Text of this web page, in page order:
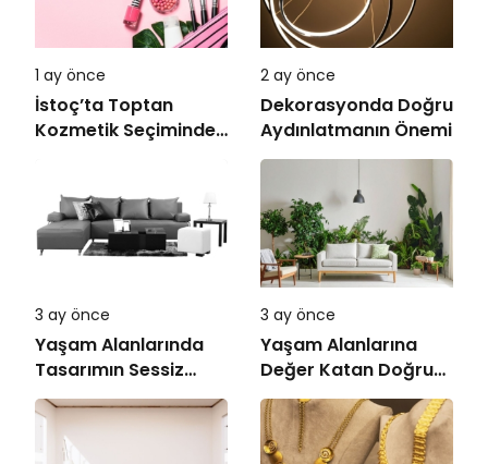
1 ay önce
İstoç’ta Toptan
Kozmetik Seçiminde
2 ay önce
Dekorasyonda Doğru
Aydınlatmanın Önemi
3 ay önce
Yaşam Alanlarında
Tasarımın Sessiz
Gücü
3 ay önce
Yaşam Alanlarına
Değer Katan Doğru
Mobilya Seçimi